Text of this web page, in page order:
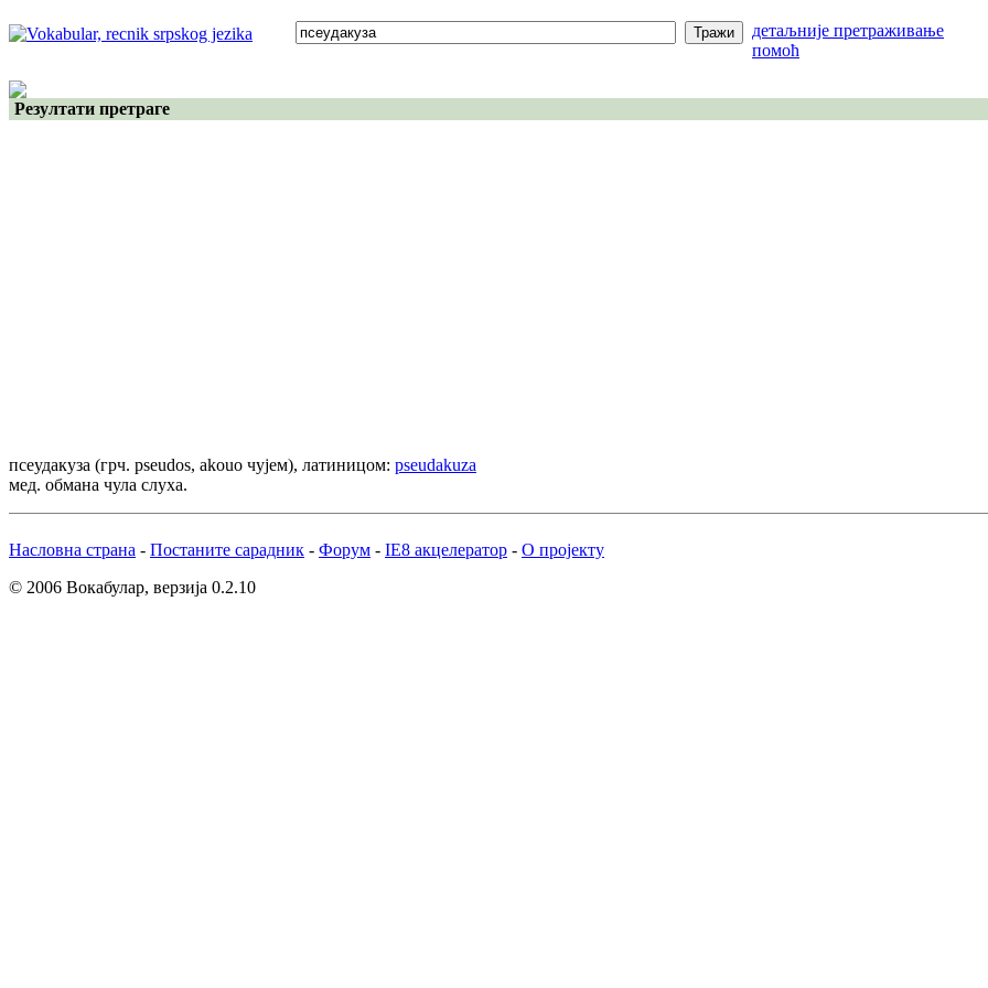
детаљније претраживање
помоћ
Резултати претраге
псеудакуза (грч. pseudos, akouo чујем), латиницом: pseudakuza
мед. обмана чула слуха.
Насловна страна - Постаните сарадник - Форум - IE8 акцелератор - О пројекту
© 2006 Вокабулар, верзија 0.2.10